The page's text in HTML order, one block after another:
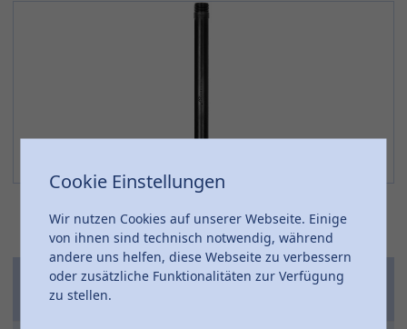
Artikel-
Nr.
DIM
L
VPE
Cookie Einstellungen
Wir nutzen Cookies auf unserer Webseite. Einige
von ihnen sind technisch notwendig, während
andere uns helfen, diese Webseite zu verbessern
oder zusätzliche Funktionalitäten zur Verfügung
zu stellen.